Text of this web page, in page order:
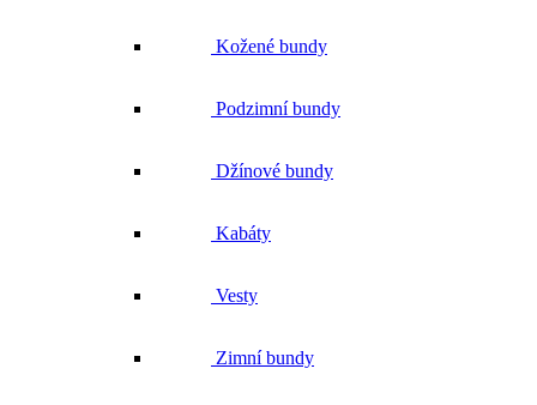
Kožené bundy
Podzimní bundy
Džínové bundy
Kabáty
Vesty
Zimní bundy